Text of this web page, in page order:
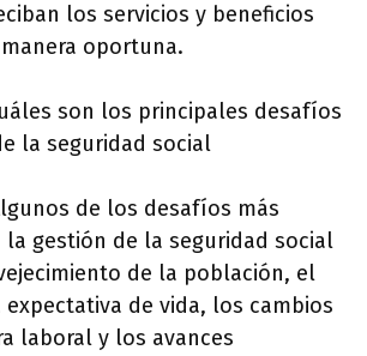
los servicios y beneficios
oportuna.
son los principales desafíos
la seguridad social
de los desafíos más
la gestión de la seguridad social
de la población, el
de vida, los cambios
laboral y los avances